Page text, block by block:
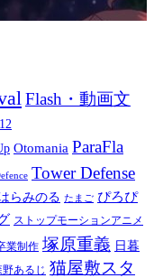
Flash・動画文
Otomania ParaFla
Tower Defense
らみのる たまご ぴろぴ
ストップモーションアニメ
業制作 塚原重義 日暮
野あるじ 猫屋敷スタ